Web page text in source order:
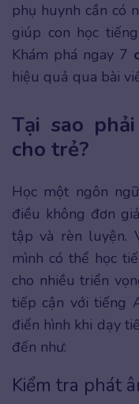
phụ huynh cần có
giúp con học
Khám phá ngay 7
hiệu quả qua bài
Tại sao
cho trẻ?
Học một ngôn
điều không đơn
tập và rèn luyện.
mình có thể học
cho nhiều triển
tiếp cận với tiếng
điển hình khi dạy
đến như:
Kiểm tra phát